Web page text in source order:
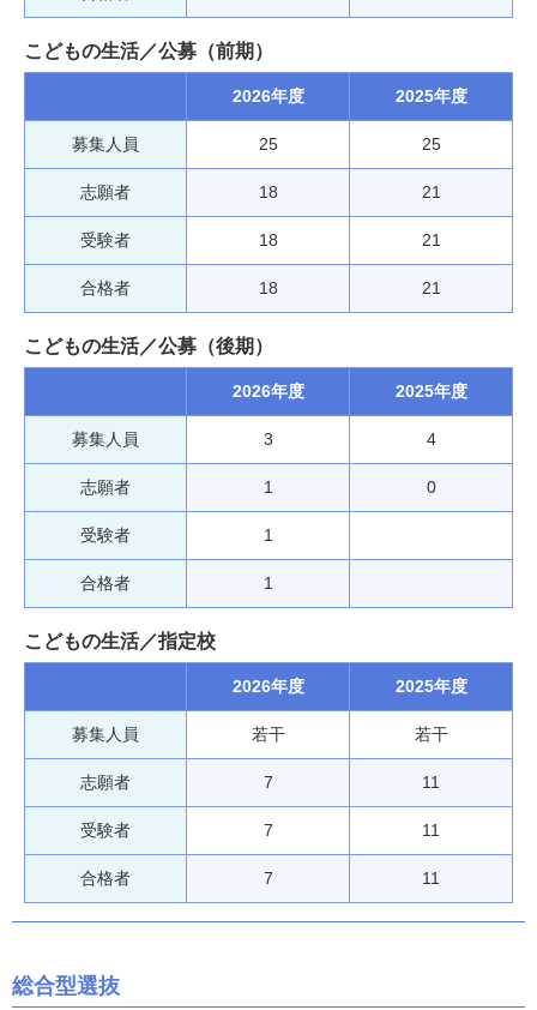
こどもの生活／公募（前期）
2026年度 2025年度
募集人員 25 25
志願者 18 21
受験者 18 21
合格者 18 21
こどもの生活／公募（後期）
2026年度 2025年度
募集人員 3 4
志願者 1 0
受験者 1
合格者 1
こどもの生活／指定校
2026年度 2025年度
募集人員 若干 若干
志願者 7 11
受験者 7 11
合格者 7 11
総合型選抜